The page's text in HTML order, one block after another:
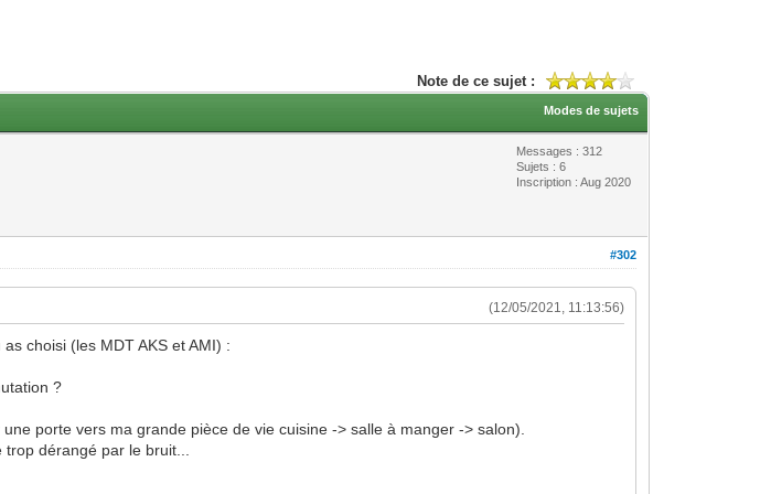
Note de ce sujet :
Modes de sujets
Messages : 312
Sujets : 6
Inscription : Aug 2020
#302
(12/05/2021, 11:13:56)
choisi (les MDT AKS et AMI) :
?
porte vers ma grande pièce de vie cuisine -> salle à manger -> salon).
dérangé par le bruit...